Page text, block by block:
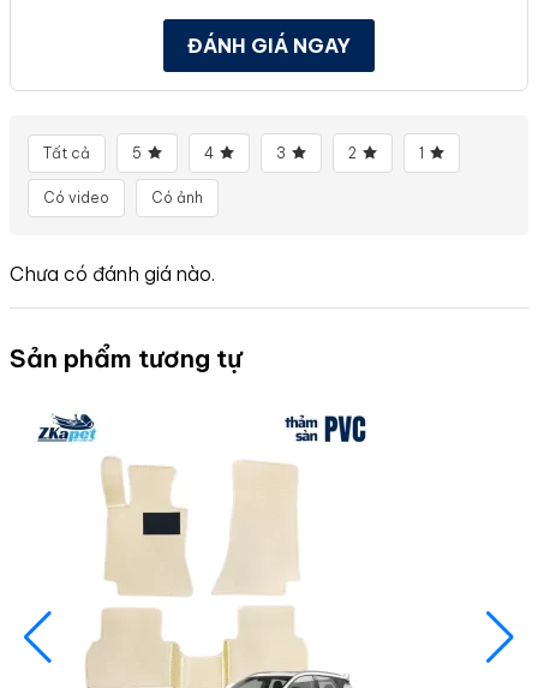
ĐÁNH GIÁ NGAY
Tất cả 5 4 3 2 1
Có video Có ảnh
Chưa có đánh giá nào.
Sản phẩm tương tự